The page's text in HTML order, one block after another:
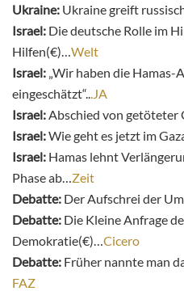
Ukraine: Ukraine greift
Israel: Die deutsche Rolle im
Hilfen(€)… Welt
Israel: „Wir haben die
eingeschätzt“..
.JA
Israel: Abschied von getöteter
Israel:Wie geht es jetzt im
Israel: Hamas lehnt
Phase ab… Zeit
Debatte: Der Aufschrei der
Debatte: Die Kleine Anfrage
Demokratie(€)… Cicero
Debatte: Früher nannte man
FAZ